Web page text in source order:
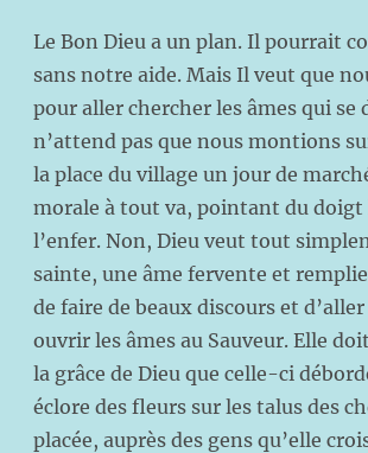
Le Bon Dieu a un plan. Il pourrait
sans notre aide. Mais Il veut que
pour aller chercher les âmes qui
n’attend pas que nous montions
la place du village un jour de
morale à tout va, pointant du doigt
l’enfer. Non, Dieu veut tout
sainte, une âme fervente et
de faire de beaux discours et
ouvrir les âmes au Sauveur. Elle
la grâce de Dieu que celle-ci
éclore des fleurs sur les talus des
placée, auprès des gens qu’elle